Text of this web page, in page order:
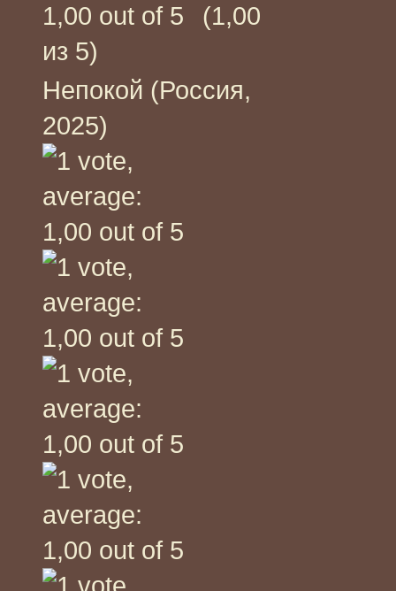
(1,00
из 5)
Непокой (Россия,
2025)